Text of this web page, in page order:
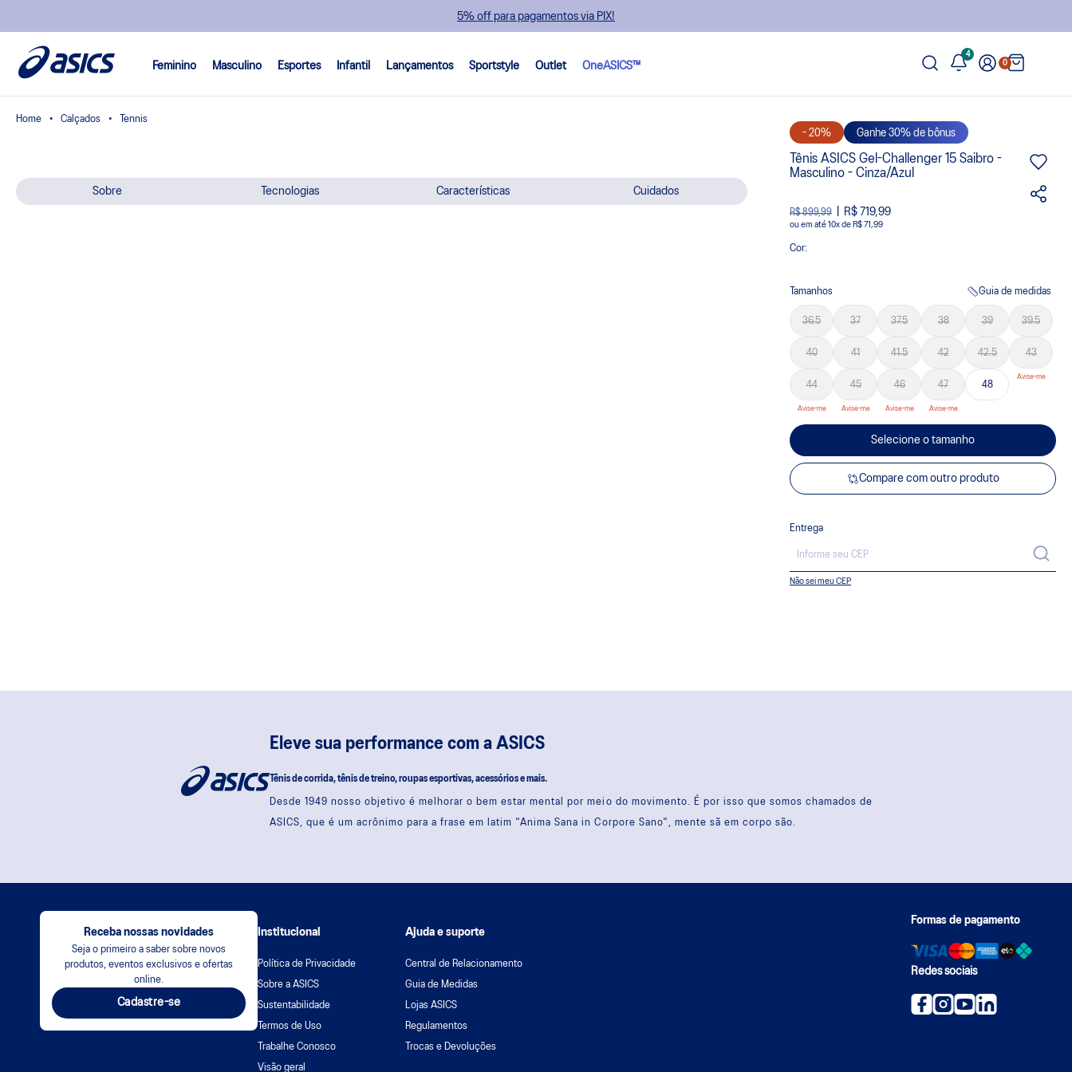
5% off para pagamentos via PIX!
Feminino Masculino Esportes Infantil Lançamentos Sportstyle Outlet OneASICS™
4
0
Calçados Tennis
Sobre Tecnologias Características Cuidados
- 20% Ganhe 30% de bônus
Tênis ASICS Gel-Challenger 15 Saibro -
Masculino - Cinza/Azul
R$ 899,99 R$ 719,99
ou 10x de R$ 71,99
Cor:
Tamanhos Guia de medidas
36.5 37 37.5 38 39 39.5
40 41 41.5 42 42.5 43
44 45 46 47 48
Selecione o tamanho
Compare com outro produto
Entrega
Não sei meu CEP
Eleve sua performance com a ASICS
Tênis de corrida, tênis de treino, roupas esportivas, acessórios e mais.
Desde 1949 nosso objetivo é melhorar o bem estar mental por meio do movimento. É por isso que somos chamados de
ASICS, que é um acrônimo para a frase em latim "Anima Sana in Corpore Sano", mente sã em corpo são.
Receba nossas novidades
Seja o primeiro a saber sobre novos
produtos, eventos exclusivos e ofertas
online.
Cadastre-se
Institucional
Política de Privacidade
Sobre a ASICS
Sustentabilidade
Termos de Uso
Trabalhe Conosco
Visão geral
Ajuda e suporte
Central de Relacionamento
Guia de Medidas
Lojas ASICS
Regulamentos
Trocas e Devoluções
Formas de pagamento
Redes sociais